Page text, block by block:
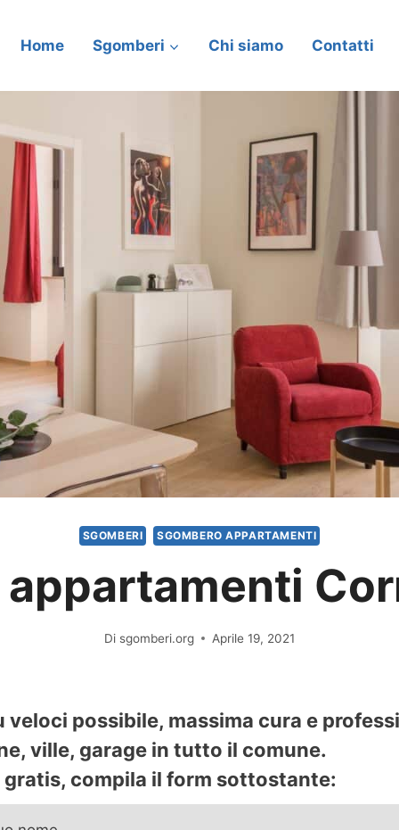
Home Sgomberi Chi siamo Contatti
SGOMBERI SGOMBERO APPARTAMENTI
Di sgomberi.org Aprile 19, 2021
veloci possibile, massima cura e
ville, garage in tutto il comune.
compila il form sottostante: